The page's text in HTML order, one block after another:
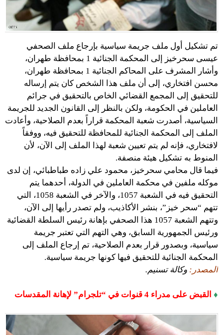
تم تشكيل أول ملف جريمة سياسية بإرجاع ملف الصحفي
عيسى سحرخيز إلى المحكمة الجنائية 1 بمحافظة طهران،
وأشار المشرف على المحاكم الجنائية 1 بمحافظة طهران،
محسن افتخاري، إلى أن ملف هذا الشخص كان يتم إرساله
للتحقيق إلى المجمع القضائي الخاص بالتحقيق في جرائم
العاملين في الحكومة، ولكن بالنظر إلى القانون الجديد للجريمة
السياسية، أصدرت شعبة المحكمة قراراً بعدم الصلاحية، وأعادت
الملف إلى المحكمة الجنائية للمحافظة للتحقيق فيه، ووفقاً
لافتخاري، فإنه لم يتم تعيين شعبة لهذا الملف إلى الآن، لأن
المنوط به تشكيل هيئة منصفة.
فيما قال محامي سحرخيز، محمود علي زاده طباطبائي، إن لدى
موكله ملفين في محكمة العاملين في الدولة، أحدهما يتم
التحقيق فيه في الشعبة 1057، والآخر في الشعبة 1058، التي
تتهم “سحر خيز”، بنشر الأكاذيب، ولم تصدر رأيها إلى الآن،
وتتهم الشعبة 1057 هذا الصحفي بإهانة رئيس السلطة القضائية
ورئيس الجمهورية السابق، وهي التهم التي تعتبر جريمة
سياسية، وبصدور قرار بعدم الصلاحية، تم إرجاع الملف إلى
المحكمة الجنائية للتحقيق فيها كونها جريمة سياسية.
المصدر: وكالة تسنيم.
♦ القبض على مدراء 4 قنوات في “تلجرام” لإهانة المقدسات